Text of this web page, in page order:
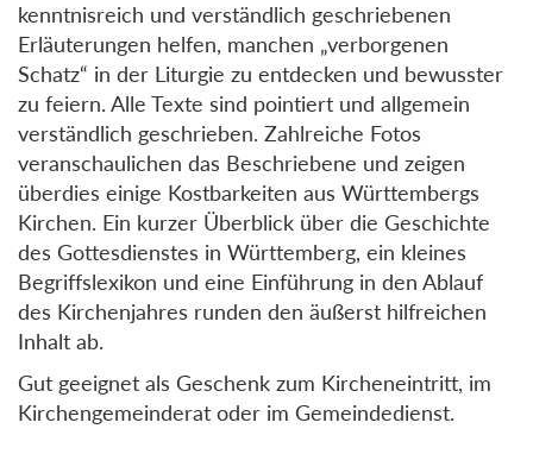
kenntnisreich und verständlich geschriebenen
Erläuterungen helfen, manchen „verborgenen
Schatz“ in der Liturgie zu entdecken und bewusster
zu feiern. Alle Texte sind pointiert und allgemein
verständlich geschrieben. Zahlreiche Fotos
veranschaulichen das Beschriebene und zeigen
überdies einige Kostbarkeiten aus Württembergs
Kirchen. Ein kurzer Überblick über die Geschichte
des Gottesdienstes in Württemberg, ein kleines
Begriffslexikon und eine Einführung in den Ablauf
des Kirchenjahres runden den äußerst hilfreichen
Inhalt ab.
Gut geeignet als Geschenk zum Kircheneintritt, im
Kirchengemeinderat oder im Gemeindedienst.